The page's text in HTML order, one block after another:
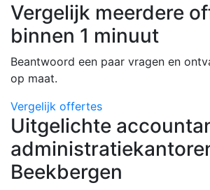
Vergelijk meerdere
binnen 1 minuut
Beantwoord een paar vragen en
op maat.
Vergelijk offertes
Uitgelichte
Beekbergen